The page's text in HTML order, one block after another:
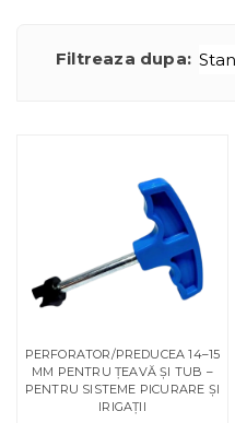
Filtreaza dupa:
PERFORATOR/PREDUCEA 14–15
MM PENTRU ȚEAVĂ ȘI TUB –
PENTRU SISTEME PICURARE ȘI
IRIGAȚII